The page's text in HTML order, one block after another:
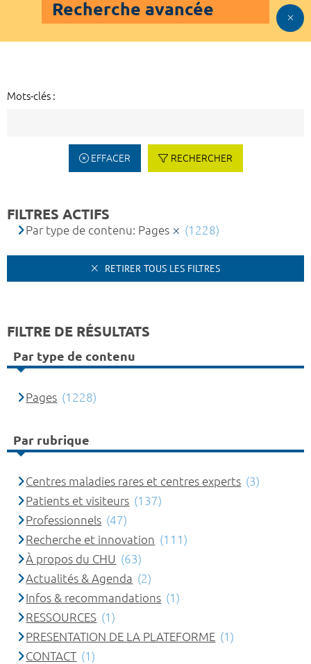
Recherche avancée
Mots-clés :
EFFACER RECHERCHER
FILTRES ACTIFS
Par type de contenu: Pages (1228)
RETIRER TOUS LES FILTRES
FILTRE DE RÉSULTATS
Par type de contenu
Pages (1228)
Par rubrique
Centres maladies rares et centres experts (3)
Patients et visiteurs (137)
Professionnels (47)
Recherche et innovation (111)
À propos du CHU (63)
Actualités & Agenda (2)
Infos & recommandations (1)
RESSOURCES (1)
PRESENTATION DE LA PLATEFORME (1)
CONTACT (1)